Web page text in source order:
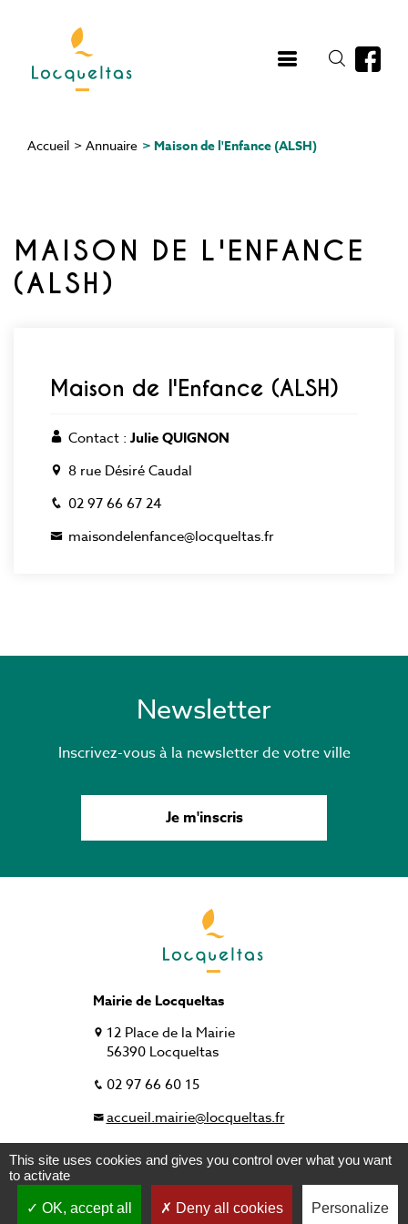
contenu
Accueil > Annuaire > Maison de l'Enfance (ALSH)
MAISON DE L'ENFANCE
(ALSH)
Maison de l'Enfance (ALSH)
Contact : Julie QUIGNON
8 rue Désiré Caudal
02 97 66 67 24
maisondelenfance@locqueltas.fr
Newsletter
Inscrivez-vous à la newsletter de votre ville
Je m'inscris
Mairie de Locqueltas
12 Place de la Mairie
56390 Locqueltas
02 97 66 60 15
accueil.mairie@locqueltas.fr
Plan du site Mentions légales
This site uses cookies and gives you control over what you want
to activate
OK, accept all Deny all cookies Personalize